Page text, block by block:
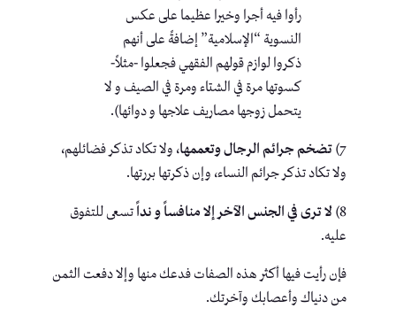
رأوا فيه أجرا وخيرا عظيما على عكس
النسوية “الإسلامية” إضافةً على أنهم
ذكروا لوازم قولهم الفقهي فجعلوا -مثلاً-
كسوتها مرة في الشتاء ومرة في الصيف و لا
يتحمل زوجها مصاريف علاجها و دوائها).
7) تضخم جرائم الرجال وتعممها، ولا تكاد تذكر فضائلهم،
ولا تكاد تذكر جرائم النساء، وإن ذكرتها بررتها.
8) لا ترى في الجنس الآخر إلا منافساً و نداً تسعى للتفوق
عليه.
فإن رأيت فيها أكثر هذه الصفات فدعك منها وإلا دفعت الثمن
من دنياك وأعصابك وآخرتك.